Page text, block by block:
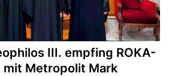
III. empfing ROKA-
Metropolit Mark